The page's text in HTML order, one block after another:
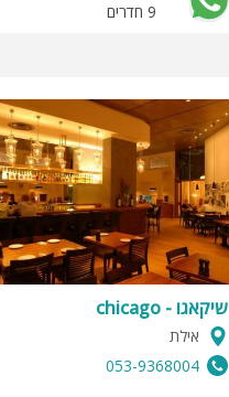
9 חדרים
שיקאגו - chicago
אילת
053-9368004